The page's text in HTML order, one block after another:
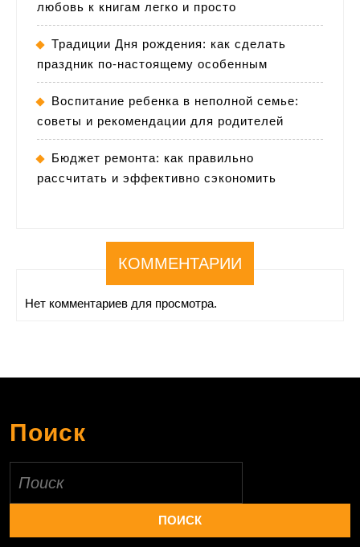
любовь к книгам легко и просто
Традиции Дня рождения: как сделать
праздник по-настоящему особенным
Воспитание ребенка в неполной семье:
советы и рекомендации для родителей
Бюджет ремонта: как правильно
рассчитать и эффективно сэкономить
КОММЕНТАРИИ
Нет комментариев для просмотра.
Поиск